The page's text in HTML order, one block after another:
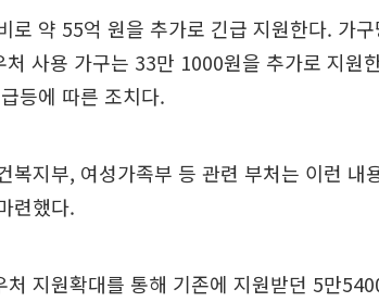
로 약 55억 원을 추가로 긴급 지원한다. 가
사용 가구는 33만 1000원을 추가로 지원
등에 따른 조치다.
복지부, 여성가족부 등 관련 부처는 이런 내
련했다.
처 지원확대를 통해 기존에 지원받던 5만